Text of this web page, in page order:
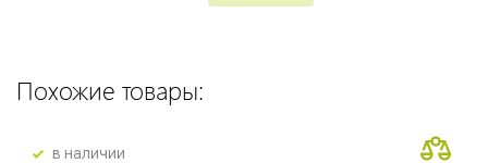
Похожие товары:
в наличии